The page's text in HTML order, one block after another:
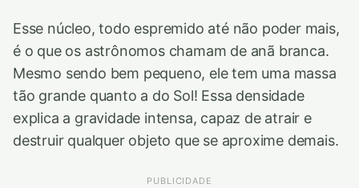
Esse núcleo, todo espremido até não poder mais,
é o que os astrônomos chamam de anã branca.
Mesmo sendo bem pequeno, ele tem uma massa
tão grande quanto a do Sol! Essa densidade
explica a gravidade intensa, capaz de atrair e
destruir qualquer objeto que se aproxime demais.
PUBLICIDADE